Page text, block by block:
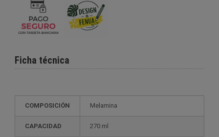
Ficha técnica
COMPOSICIÓN Melamina
CAPACIDAD 270 ml